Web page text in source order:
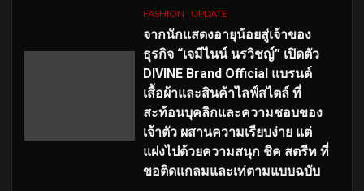
FASHION UPDATE
จากนักแสดงอายุน้อยสู่เจ้าของ
ธุรกิจ “เจมีไนน์ นรวิชญ์” เปิดตัว
DIVINE Brand Official แบรนด์
เสื้อผ้าและสินค้าไลฟ์สไตล์ ที่
สะท้อนบุคลิกและความชอบของ
เจ้าตัว ผสานความเรียบง่าย แต่
แฝงไปด้วยความสนุก ชิค สตรีท ที่
ขอติดแกลมและเท่ตามแบบฉบับ